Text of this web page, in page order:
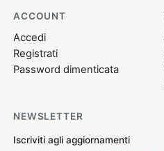
ACCOUNT
Accedi
Registrati
Password dimenticata
NEWSLETTER
Iscriviti agli aggiornamenti